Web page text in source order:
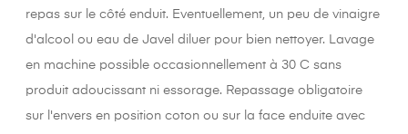
repas sur le côté enduit. Eventuellement, un peu de vinaigre
d'alcool ou eau de Javel diluer pour bien nettoyer. Lavage
en machine possible occasionnellement à 30 C sans
produit adoucissant ni essorage. Repassage obligatoire
sur l'envers en position coton ou sur la face enduite avec